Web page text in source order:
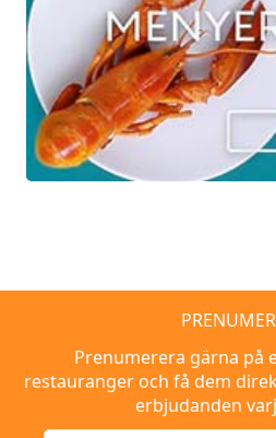
därefter står ett sött
Prenumerera gärna på
restauranger och få dem
erbjudanden